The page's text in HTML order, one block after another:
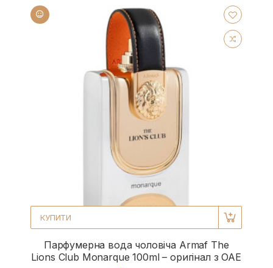
КУПИТИ
Парфумерна вода чоловіча Armaf The
Lions Club Monarque 100ml – оригінал з ОАЕ